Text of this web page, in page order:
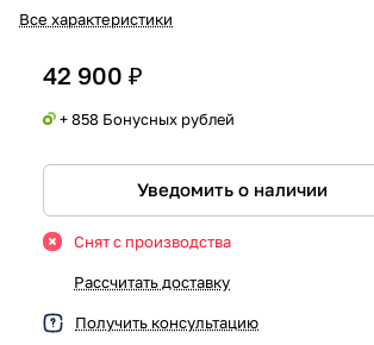
Все характеристики
42 900 ₽
+ 858 Бонусных рублей
Уведомить о наличии
Снят с производства
Рассчитать доставку
Получить консультацию